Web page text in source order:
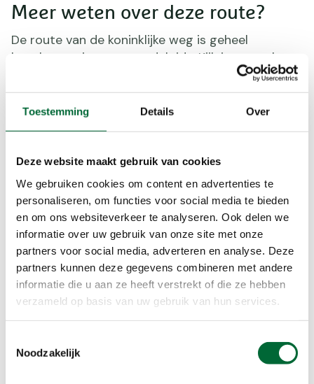
Toestemming Details Over
Deze website maakt gebruik van cookies
We gebruiken cookies om content en advertenties te
personaliseren, om functies voor social media te bieden
en om ons websiteverkeer te analyseren. Ook delen we
informatie over uw gebruik van onze site met onze
partners voor social media, adverteren en analyse. Deze
partners kunnen deze gegevens combineren met andere
informatie die u aan ze heeft verstrekt of die ze hebben
verzameld op basis van uw gebruik van hun services.
Noodzakelijk
Meer weten over deze route?
De route van de koninklijke weg is geheel
beschreven in onze wandelgids. Kijk in onze shop
voor meer informatie of klik op onderstaande
button.
Maak Wandel.nl nog leuker
Ken jij een mooie wandelroute, waarvan je vindt
dat deze hier genoemd moet worden? Heb je
deelgenomen aan een wandelevenement en wil je
je ervaringen delen met andere wandelaars?
Stuur je verhaal, foto’s of filmpjes naar
redactie@wandel.nl. Dan staat jouw verhaal
binnenkort wellicht op Wandel.nl.
Bestel de gids van de Koninklijke